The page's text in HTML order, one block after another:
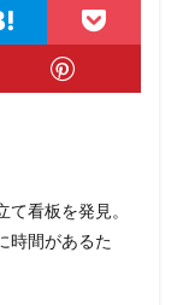
看板を発見。
時間があるた